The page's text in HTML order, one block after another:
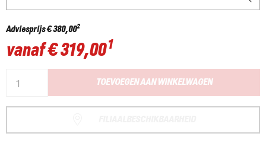
Adviesprijs€ 380,002
vanaf€ 319,001
TOEVOEGEN AAN WINKELWAGEN